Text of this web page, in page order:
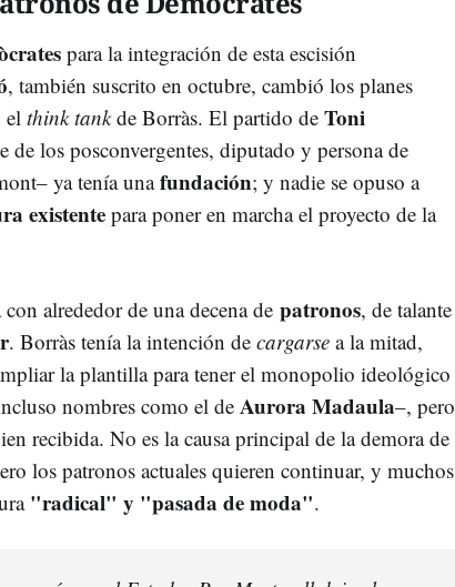
para la integración de esta escisión
, también suscrito en octubre, cambió los planes
el think tankde Borràs. El partido de Toni
de los posconvergentes, diputado y persona de
ya tenía unafundación; y nadie se opuso a
existente para poner en marcha el proyecto de la
alrededor de una decena de patronos, de talante
. Borràs tenía la intención de cargarse a la mitad,
la plantilla para tener el monopolio ideológico
nombres como el de Aurora Madaula–, pero
recibida. No es la causa principal de la demora de
los patronos actuales quieren continuar, y muchos
"radical" y "pasada de moda".